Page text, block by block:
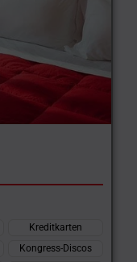
Kreditkarten
Kongress-Discos